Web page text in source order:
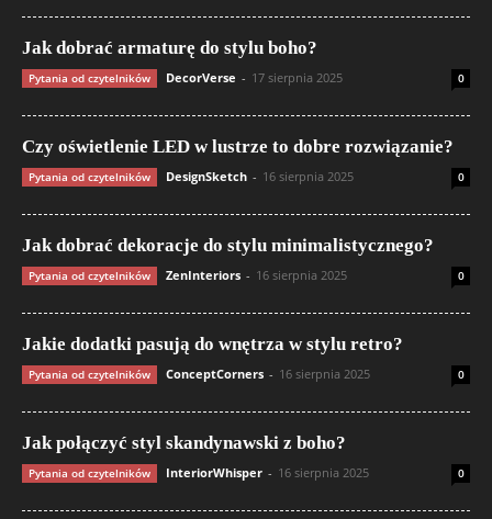
Jak dobrać armaturę do stylu boho?
Pytania od czytelników DecorVerse - 17 sierpnia 2025 0
Czy oświetlenie LED w lustrze to dobre rozwiązanie?
Pytania od czytelników DesignSketch - 16 sierpnia 2025 0
Jak dobrać dekoracje do stylu minimalistycznego?
Pytania od czytelników ZenInteriors - 16 sierpnia 2025 0
Jakie dodatki pasują do wnętrza w stylu retro?
Pytania od czytelników ConceptCorners - 16 sierpnia 2025 0
Jak połączyć styl skandynawski z boho?
Pytania od czytelników InteriorWhisper - 16 sierpnia 2025 0